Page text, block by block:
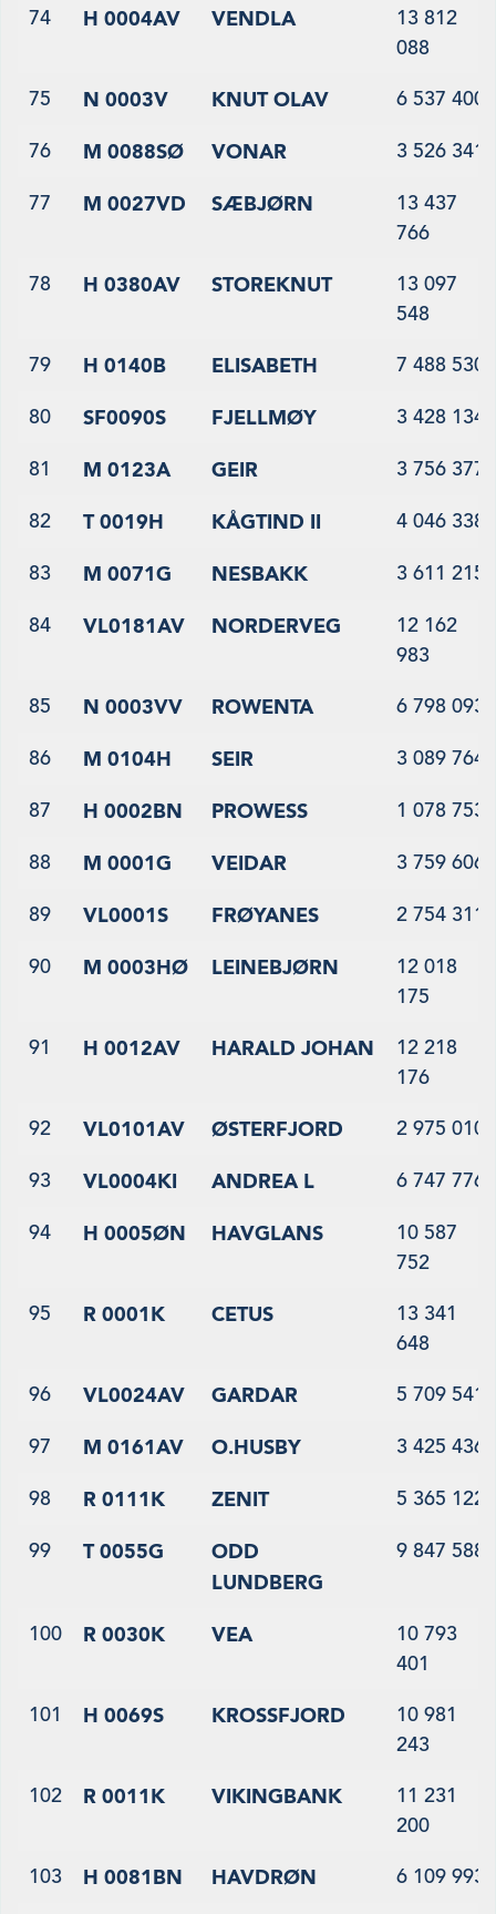
74 H 0004AV VENDLA
13 812
088
75 N 0003V KNUT OLAV 6 537 400
76 M 0088SØ VONAR 3 526 341
77 M 0027VD SÆBJØRN
13 437
766
78 H 0380AV STOREKNUT
13 097
548
79 H 0140B ELISABETH 7 488 530
80 SF0090S FJELLMØY 3 428 134
81 M 0123A GEIR 3 756 377
82 T 0019H KÅGTIND II 4 046 338
83 M 0071G NESBAKK 3 611 215
84 VL0181AV NORDERVEG
12 162
983
85 N 0003VV ROWENTA 6 798 093
86 M 0104H SEIR 3 089 764
87 H 0002BN PROWESS 1 078 753
88 M 0001G VEIDAR 3 759 606
89 VL0001S FRØYANES 2 754 311
90 M 0003HØ LEINEBJØRN
12 018
175
91 H 0012AV HARALD JOHAN
12 218
176
92 VL0101AV ØSTERFJORD 2 975 010
93 VL0004KI ANDREA L 6 747 776
94 H 0005ØN HAVGLANS
10 587
752
95 R 0001K CETUS
13 341
648
96 VL0024AV GARDAR 5 709 541
97 M 0161AV O.HUSBY 3 425 436
98 R 0111K ZENIT 5 365 122
99 T 0055G
ODD
LUNDBERG
9 847 588
100 R 0030K VEA
10 793
401
101 H 0069S KROSSFJORD
10 981
243
102 R 0011K VIKINGBANK
11 231
200
103 H 0081BN HAVDRØN 6 109 993